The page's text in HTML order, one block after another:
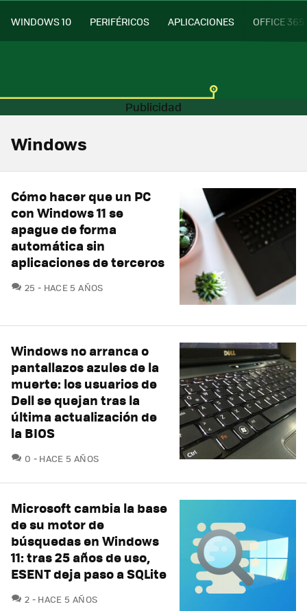
WINDOWS 10 PERIFÉRICOS APLICACIONES OFFICE 365
Windows
Cómo hacer que un PC
con Windows 11 se
apague de forma
automática sin
aplicaciones de terceros
25 COMENTARIOS
HACE 5 AÑOS
Windows no arranca o
pantallazos azules de la
muerte: los usuarios de
Dell se quejan tras la
última actualización de
la BIOS
0 COMENTARIOS
HACE 5 AÑOS
Microsoft cambia la base
de su motor de
búsquedas en Windows
11: tras 25 años de uso,
ESENT deja paso a SQLite
2 COMENTARIOS
HACE 5 AÑOS